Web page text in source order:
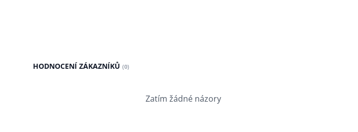
HODNOCENÍ ZÁKAZNÍKŮ (0)
Zatím žádné názory